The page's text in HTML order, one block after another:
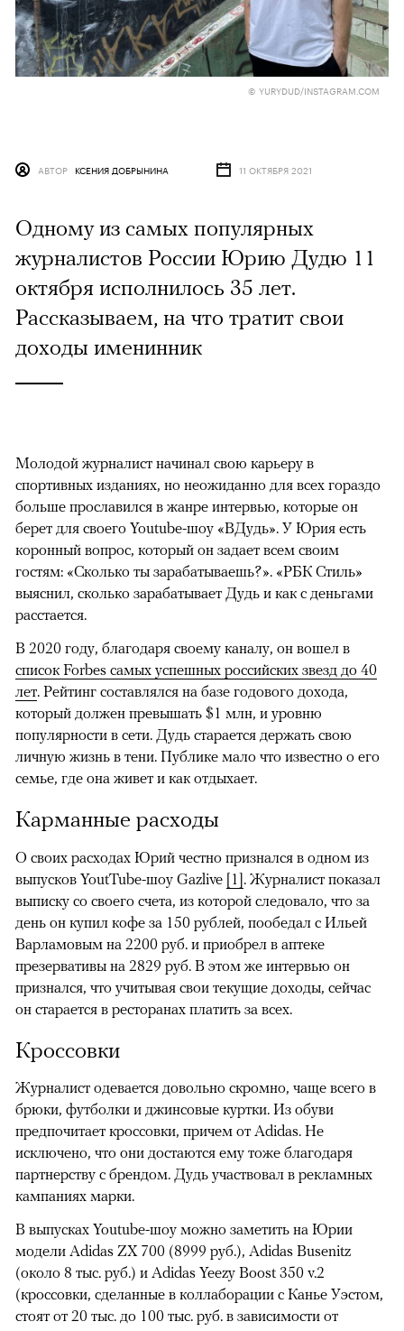
© YURYDUD/INSTAGRAM.COM
АВТОР КСЕНИЯ ДОБРЫНИНА 11 ОКТЯБРЯ 2021
Одному из самых популярных
журналистов России Юрию Дудю 11
октября исполнилось 35 лет.
Рассказываем, на что тратит свои
доходы именинник
Молодой журналист начинал свою карьеру в
спортивных изданиях, но неожиданно для всех гораздо
больше прославился в жанре интервью, которые он
берет для своего Youtube-шоу «ВДудь». У Юрия есть
коронный вопрос, который он задает всем своим
гостям: «Сколько ты зарабатываешь?». «РБК Стиль»
выяснил, сколько зарабатывает Дудь и как с деньгами
расстается.
В 2020 году, благодаря своему каналу, он вошел в
список Forbes самых успешных российских звезд до 40
лет. Рейтинг составлялся на базе годового дохода,
который должен превышать $1 млн, и уровню
популярности в сети. Дудь старается держать свою
личную жизнь в тени. Публике мало что известно о его
семье, где она живет и как отдыхает.
Карманные расходы
О своих расходах Юрий честно признался в одном из
выпусков YoutTube-шоу Gazlive [1]. Журналист показал
выписку со своего счета, из которой следовало, что за
день он купил кофе за 150 рублей, пообедал с Ильей
Варламовым на 2200 руб. и приобрел в аптеке
презервативы на 2829 руб. В этом же интервью он
признался, что учитывая свои текущие доходы, сейчас
он старается в ресторанах платить за всех.
Кроссовки
Журналист одевается довольно скромно, чаще всего в
брюки, футболки и джинсовые куртки. Из обуви
предпочитает кроссовки, причем от Adidas. Не
исключено, что они достаются ему тоже благодаря
партнерству с брендом. Дудь участвовал в рекламных
кампаниях марки.
В выпусках Youtube-шоу можно заметить на Юрии
модели Adidas ZX 700 (8999 руб.), Adidas Busenitz
(около 8 тыс. руб.) и Adidas Yeezy Boost 350 v.2
(кроссовки, сделанные в коллаборации с Канье Уэстом,
стоят от 20 тыс. до 100 тыс. руб. в зависимости от